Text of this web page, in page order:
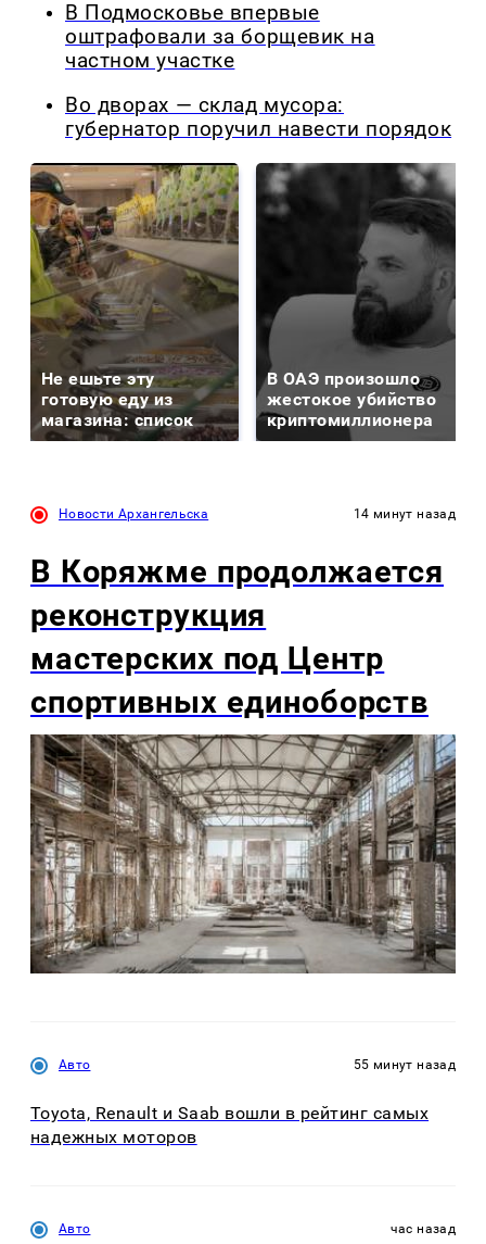
В Подмосковье впервые
оштрафовали за борщевик на
частном участке
Во дворах — склад мусора:
губернатор поручил навести порядок
Не ешьте эту
готовую еду из
магазина: список
В ОАЭ произошло
жестокое убийство
криптомиллионера
Новости Архангельска 14 минут назад
В Коряжме продолжается
реконструкция
мастерских под Центр
спортивных единоборств
Авто 55 минут назад
Toyota, Renault и Saab вошли в рейтинг самых
надежных моторов
Авто час назад